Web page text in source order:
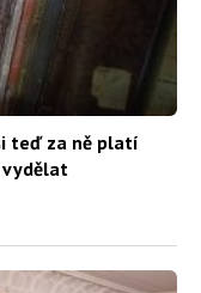
teď za ně platí
vydělat